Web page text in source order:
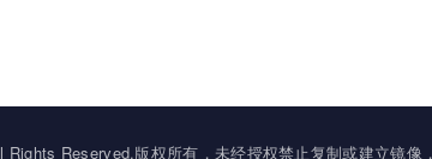
Reserved.版权所有，未经授权禁止复制或建立镜像